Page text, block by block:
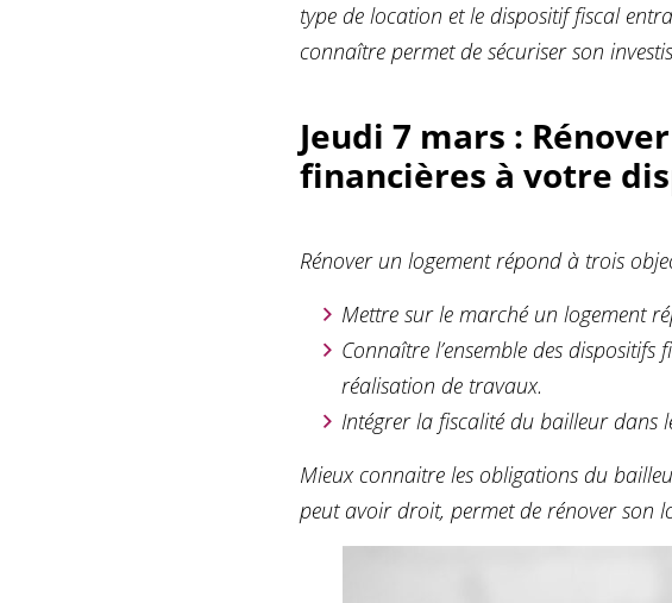
type de location et le dispositif fiscal
connaître permet de sécuriser son
Jeudi 7 mars :
financières à votre
Rénover un logement répond à trois
Mettre sur le marché un logement
Connaître l’ensemble des
réalisation de travaux.
Intégrer la fiscalité du bailleur dans
Mieux connaitre les obligations du
peut avoir droit, permet de rénover son